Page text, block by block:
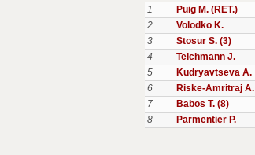
1
Puig M. (RET.)
2
Volodko K.
3
Stosur S. (3)
4
Teichmann J.
5
Kudryavtseva A.
6
Riske-Amritraj A.
7
Babos T. (8)
8
Parmentier P.